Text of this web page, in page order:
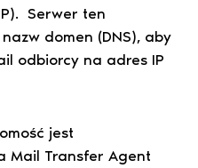
Serwer ten
domen (DNS), aby
odbiorcy na adres IP
jest
Mail Transfer Agent